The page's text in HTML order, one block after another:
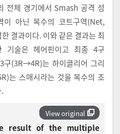
전체 경기에서 Smash 공격 성
이 아닌 복수의 코트구역(Net,
결과이다. 이와 같은 결과는 최
기술은 헤어핀이고 최종 4구
(3R→4R)는 하이클리어 그리
는 스매시라는 것을 복수의 조
View original
result of the multiple